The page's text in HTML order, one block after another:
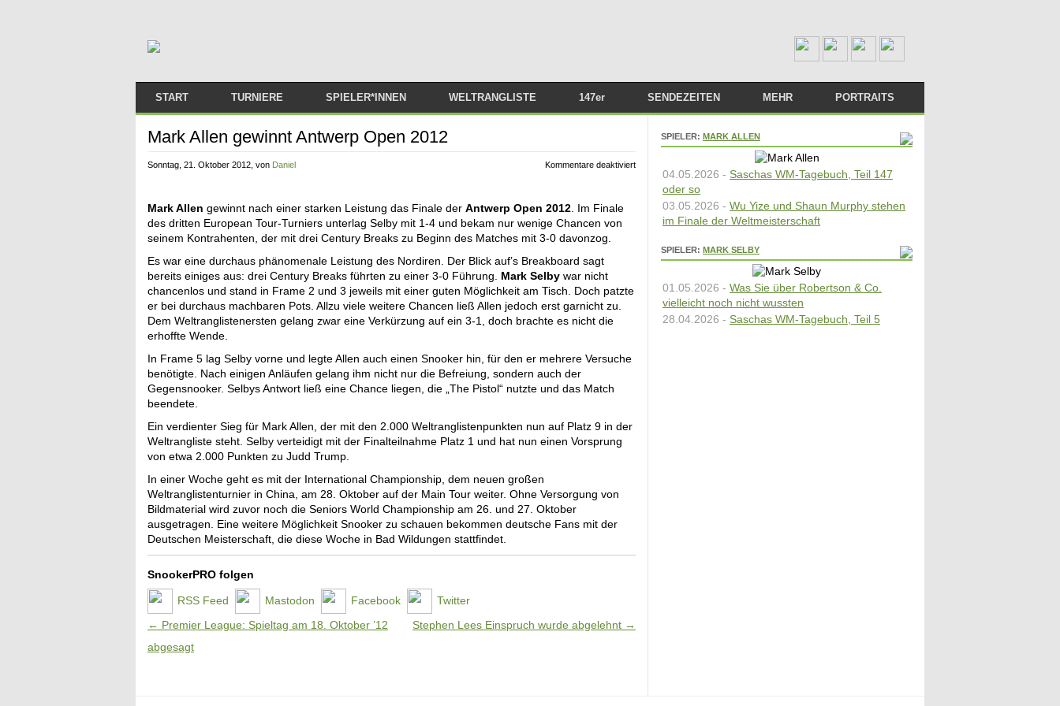
START
ARTIKEL
ARTICLES IN ENGLISH
TURNIERE
2026/2027
2023/2024
2022/2023
2021/2022
2020/2021
SPIELER*INNEN WELTRANGLISTE 147er SENDEZEITEN
STREAMS IM PLAYER
ABSPIELEN
MEHR
LINKS
PORTRAITS
Mark Allen gewinnt Antwerp Open 2012
Sonntag, 21. Oktober 2012 , von Daniel Kommentare deaktiviertfür
gewinnt
Antwerp
Mark Allen gewinnt nach einer starken Leistung das Finale der Antwerp Open 2012 . Im Finale
des dritten European Tour-Turniers unterlag Selby mit 1-4 und bekam nur wenige Chancen von
seinem Kontrahenten, der mit drei Century Breaks zu Beginn des Matches mit 3-0 davonzog.
Es war eine durchaus phänomenale Leistung des Nordiren. Der Blick auf’s Breakboard sagt
bereits einiges aus: drei Century Breaks führten zu einer 3-0 Führung. Mark Selby war nicht
chancenlos und stand in Frame 2 und 3 jeweils mit einer guten Möglichkeit am Tisch. Doch patzte
er bei durchaus machbaren Pots. Allzu viele weitere Chancen ließ Allen jedoch erst garnicht zu.
Dem Weltranglistenersten gelang zwar eine Verkürzung auf ein 3-1, doch brachte es nicht die
erhoffte Wende.
In Frame 5 lag Selby vorne und legte Allen auch einen Snooker hin, für den er mehrere Versuche
benötigte. Nach einigen Anläufen gelang ihm nicht nur die Befreiung, sondern auch der
Gegensnooker. Selbys Antwort ließ eine Chance liegen, die „The Pistol“ nutzte und das Match
beendete.
Ein verdienter Sieg für Mark Allen, der mit den 2.000 Weltranglistenpunkten nun auf Platz 9 in der
Weltrangliste steht. Selby verteidigt mit der Finalteilnahme Platz 1 und hat nun einen Vorsprung
von etwa 2.000 Punkten zu Judd Trump.
In einer Woche geht es mit der International Championship, dem neuen großen
Weltranglistenturnier in China, am 28. Oktober auf der Main Tour weiter. Ohne Versorgung von
Bildmaterial wird zuvor noch die Seniors World Championship am 26. und 27. Oktober
ausgetragen. Eine weitere Möglichkeit Snooker zu schauen bekommen deutsche Fans mit der
Deutschen Meisterschaft, die diese Woche in Bad Wildungen stattfindet.
SnookerPRO folgen
RSS Feed Mastodon Facebook
Twitter
Artikel-Navigation
← Premier League: Spieltag am 18. Oktober ’12
abgesagt
Stephen Lees Einspruch wurde abgelehnt →
SPIELER: MARK ALLEN
04.05.2026 - Saschas WM-Tagebuch, Teil 147
oder so
03.05.2026 - Wu Yize und Shaun Murphy stehen
im Finale der Weltmeisterschaft
SPIELER: MARK SELBY
01.05.2026 - Was Sie über Robertson & Co.
vielleicht noch nicht wussten
28.04.2026 - Saschas WM-Tagebuch, Teil 5